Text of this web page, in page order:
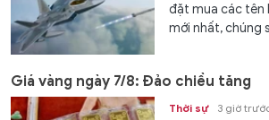
đặt mua các tên
mới nhất, chúng
Giá vàng ngày 7/8: Đảo chiều tăng
Thời sự 3 giờ